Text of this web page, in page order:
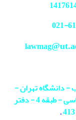
021
- دانشگاه تهران -
دانشکده حقوق و علوم سیاسی - طبقه 4 - دفتر
.